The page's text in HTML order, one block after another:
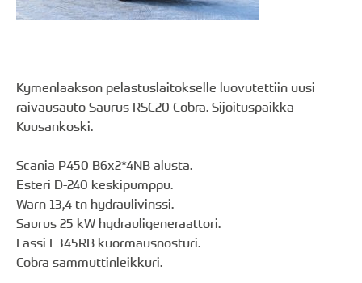
Kymenlaakson pelastuslaitokselle luovutettiin uusi
raivausauto Saurus RSC20 Cobra. Sijoituspaikka
Kuusankoski.
Scania P450 B6x2*4NB alusta.
Esteri D-240 keskipumppu.
Warn 13,4 tn hydraulivinssi.
Saurus 25 kW hydrauligeneraattori.
Fassi F345RB kuormausnosturi.
Cobra sammuttinleikkuri.